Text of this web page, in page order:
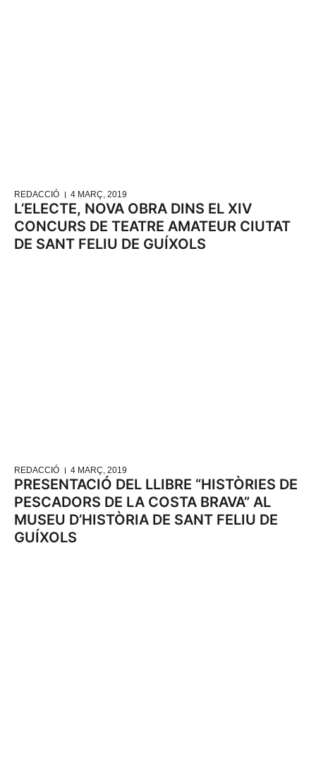
REDACCIÓ 4 MARÇ, 2019
L’ELECTE, NOVA OBRA DINS EL XIV
CONCURS DE TEATRE AMATEUR CIUTAT
DE SANT FELIU DE GUÍXOLS
REDACCIÓ 4 MARÇ, 2019
PRESENTACIÓ DEL LLIBRE “HISTÒRIES DE
PESCADORS DE LA COSTA BRAVA” AL
MUSEU D’HISTÒRIA DE SANT FELIU DE
GUÍXOLS